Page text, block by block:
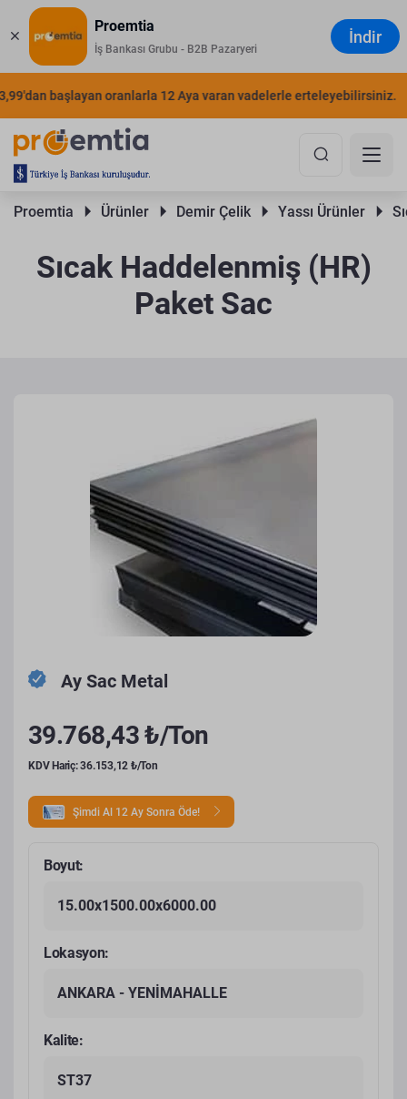
Proemtia
İş Bankası Grubu - B2B Pazaryeri
İndir
başlayan oranlarla 12 Aya varan vadelerle erteleyebilirsiniz.
Proemtia Ürünler Demir Çelik Yassı Ürünler
Sıcak Haddelenmiş (HR)
Paket Sac
Ay Sac Metal
39.768,43 ₺/Ton
KDV Hariç: 36.153,12 ₺/Ton
Şimdi Al 12 Ay Sonra Öde!
Boyut:
15.00x1500.00x6000.00
Lokasyon:
ANKARA - YENİMAHALLE
Kalite:
ST37